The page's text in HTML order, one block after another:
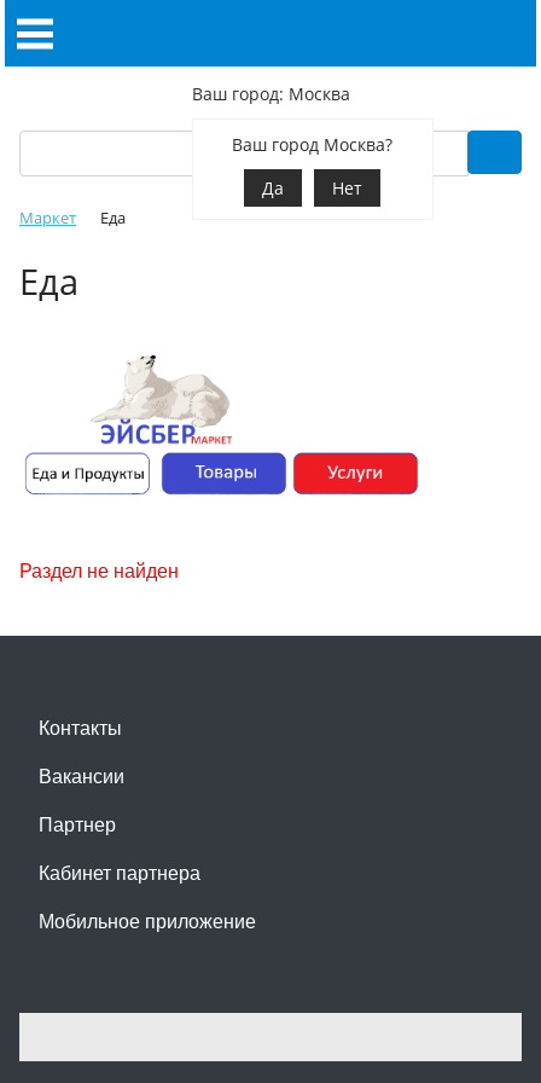
Ваш город: Москва
Ваш город Москва?
Да
Нет
Маркет Еда
Еда
Раздел не найден
Контакты
Вакансии
Партнер
Кабинет партнера
Мобильное приложение